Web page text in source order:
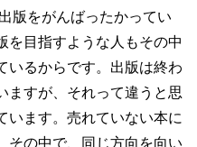
版をがんばったかってい
を目指すような人もその中
いるからです。出版は終わ
ますが、それって違うと思
います。売れていない本に
その中で、同じ方向を向い